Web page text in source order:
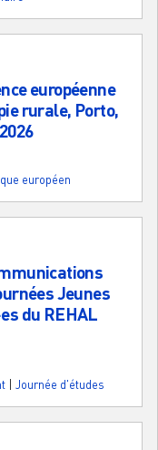
européenne
rurale, Porto,
européen
Jeunes
du REHAL
Journée d'études